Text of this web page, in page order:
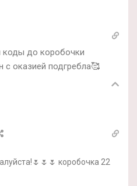
коды до коробочки
с оказией подгребла🥰
коробочка 22